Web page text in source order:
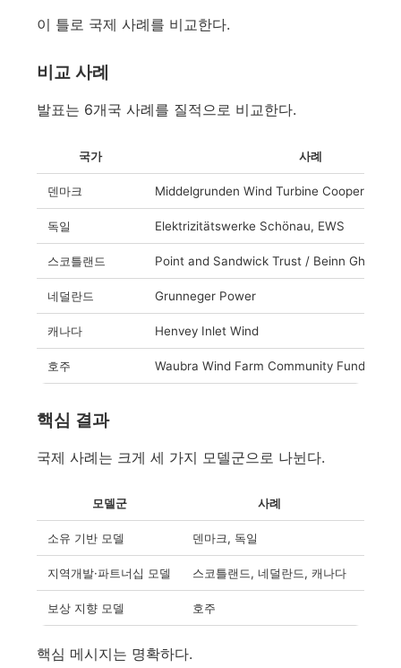
이 틀로 국제 사례를 비교한다.
비교 사례
발표는 6개국 사례를 질적으로 비교한다.
국가 사례
덴마크 Middelgrunden Wind Turbine Cooperative
독일 Elektrizitätswerke Schönau, EWS
스코틀랜드 Point and Sandwick Trust / Beinn
네덜란드 Grunneger Power
캐나다 Henvey Inlet Wind
호주 Waubra Wind Farm Community Fund
핵심 결과
국제 사례는 크게 세 가지 모델군으로 나뉜다.
모델군 사례
소유 기반 모델 덴마크, 독일
지역개발·파트너십 모델 스코틀랜드, 네덜란드, 캐나다
보상 지향 모델 호주
핵심 메시지는 명확하다.